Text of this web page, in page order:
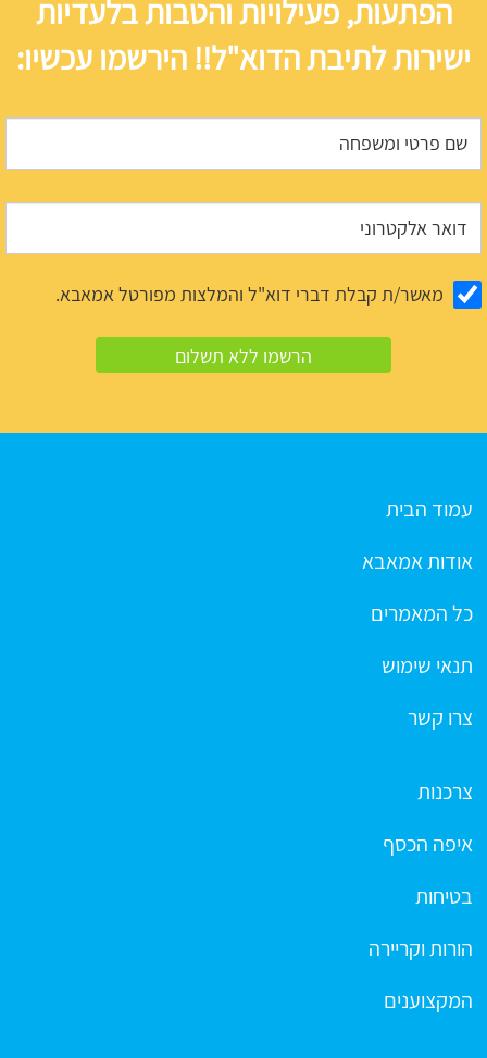
הפתעות, פעילויות והטבות בלעדיות
ישירות לתיבת הדוא"ל!! הירשמו עכשיו:
מאשר/ת קבלת דברי דוא"ל והמלצות מפורטל אמאבא.
עמוד הבית
אודות אמאבא
כל המאמרים
תנאי שימוש
צרו קשר
צרכנות
איפה הכסף
בטיחות
הורות וקריירה
המקצוענים